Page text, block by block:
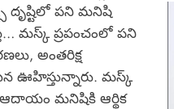
దృష్టిలో పని మనిషి
మస్క్ ప్రపంచంలో పని
అంతరిక్ష
ఊహిస్తున్నారు. మస్క్
మనిషికి ఆర్థిక